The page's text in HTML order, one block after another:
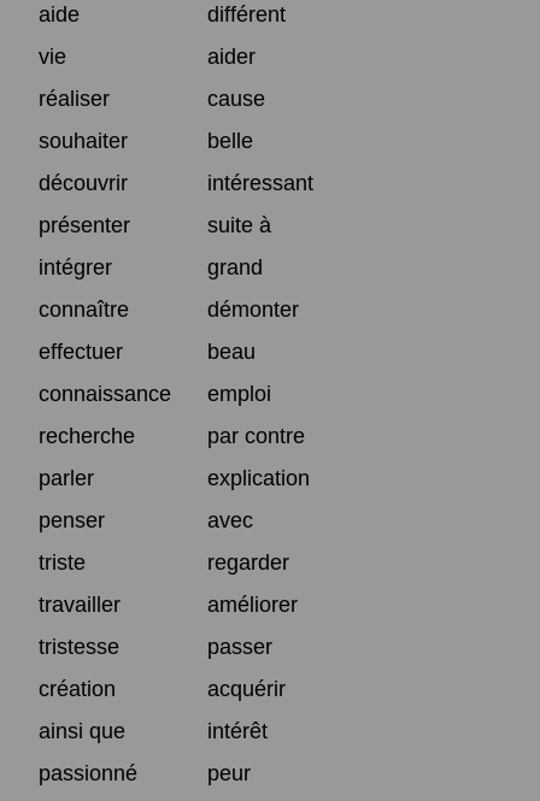
aide
différent
vie
aider
réaliser
cause
souhaiter
belle
découvrir
intéressant
présenter
suite à
intégrer
grand
connaître
démonter
effectuer
beau
connaissance
emploi
recherche
par contre
parler
explication
penser
avec
triste
regarder
travailler
améliorer
tristesse
passer
création
acquérir
ainsi que
intérêt
passionné
peur